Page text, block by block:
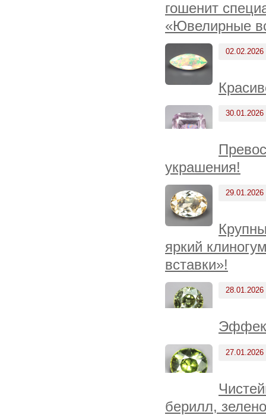
гошенит
«Ювелирные
02.02.2026
30.01.2026
украшения!
29.01.2026
яркий
вставки»!
28.01.2026
27.01.2026
берилл,